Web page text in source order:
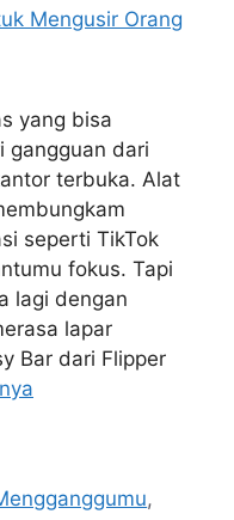
yang bisa
gangguan dari
terbuka. Alat
seperti TikTok
fokus. Tapi
lagi dengan
lapar
Bar dari Flipper
,